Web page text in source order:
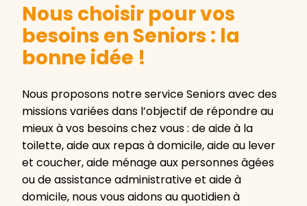
Nous choisir pour vos
besoins en Seniors : la
bonne idée !
Nous proposons notre service Seniors avec des
missions variées dans l’objectif de répondre au
mieux à vos besoins chez vous : de aide à la
toilette, aide aux repas à domicile, aide au lever
et coucher, aide ménage aux personnes âgées
ou de assistance administrative et aide à
domicile, nous vous aidons au quotidien à